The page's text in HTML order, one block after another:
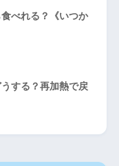
べれる？《いつか
する？再加熱で戻